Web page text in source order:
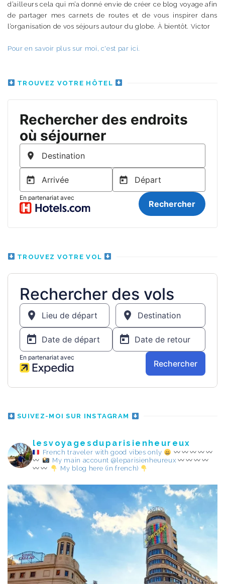
d’ailleurs cela qui m’a donné envie de créer ce blog voyage afin
de partager mes carnets de routes et de vous inspirer dans
l’organisation de vos séjours autour du globe. À bientôt. Victor
Pour en savoir plus sur moi, c'est par ici.
TROUVEZ VOTRE HÔTEL
TROUVEZ VOTRE VOL
SUIVEZ-MOI SUR INSTAGRAM
lesvoyagesduparisienheureux
French traveler with good vibes only
My main account @leparisienheureux
My blog here (in french)